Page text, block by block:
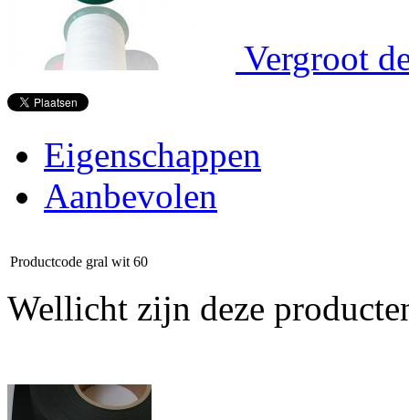
Vergroot
Eigenschappen
Aanbevolen
Productcode gral wit 60
Wellicht zijn deze